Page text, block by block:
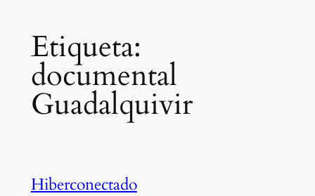
Etiqueta:
documental
Guadalquivir
Hiberconectado